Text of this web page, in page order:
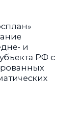
и
РФ с